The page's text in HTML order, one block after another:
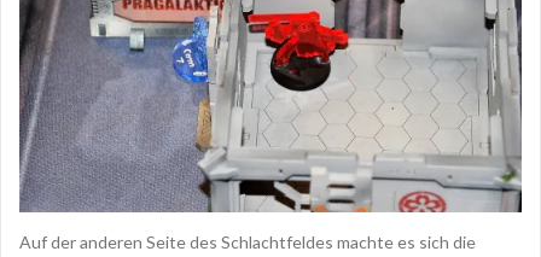
Auf der anderen Seite des Schlachtfeldes machte es sich die